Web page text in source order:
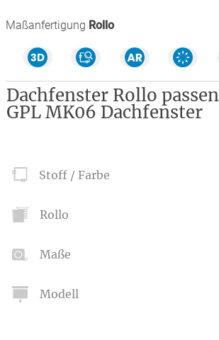
Maßanfertigung Rollo
Dachfenster Rollo
GPL MK06 Dachfenster
Stoff / Farbe
Rollo
Maße
Modell